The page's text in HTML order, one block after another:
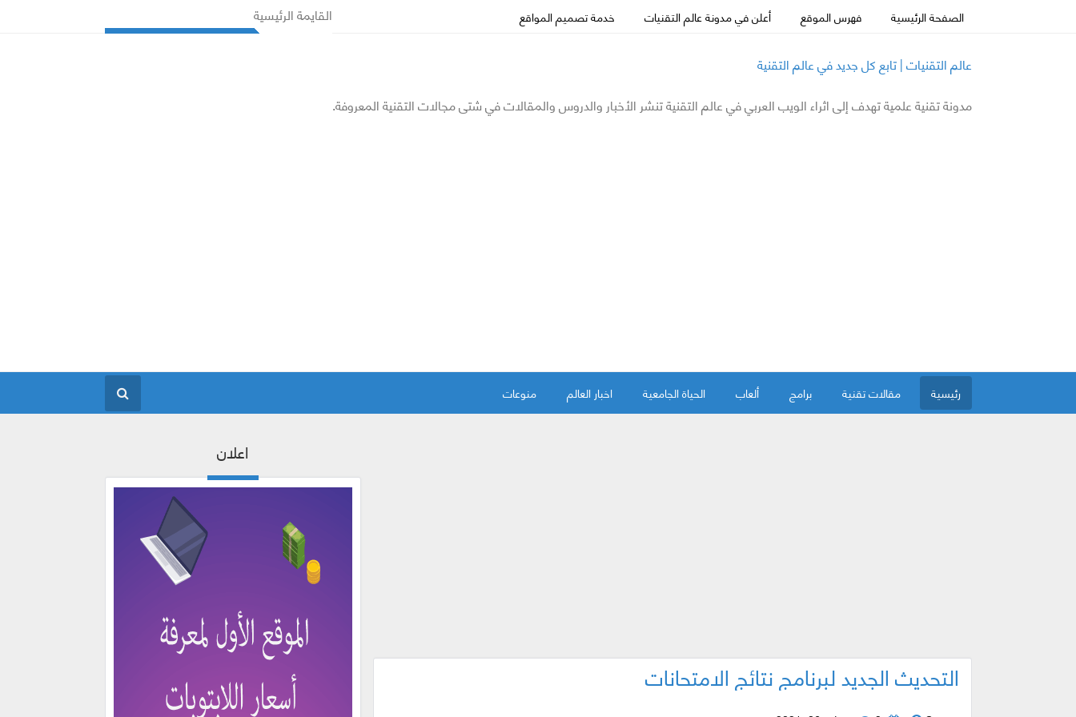
الصفحة الرئيسية فهرس الموقع أعلن في مدونة عالم التقنيات خدمة تصميم المواقع
القايمة الرئيسية
عالم التقنيات | تابع كل جديد في عالم التقنية
مدونة تقنية علمية تهدف إلى اثراء الويب العربي في عالم التقنية تنشر الأخبار والدروس والمقالات في شتى مجالات التقنية المعروفة.
رئيسية مقالات تقنية برامج ألعاب الحياة الجامعية اخبار العالم منوعات
التحديث الجديد لبرنامج نتائج الامتحانات
اعلان